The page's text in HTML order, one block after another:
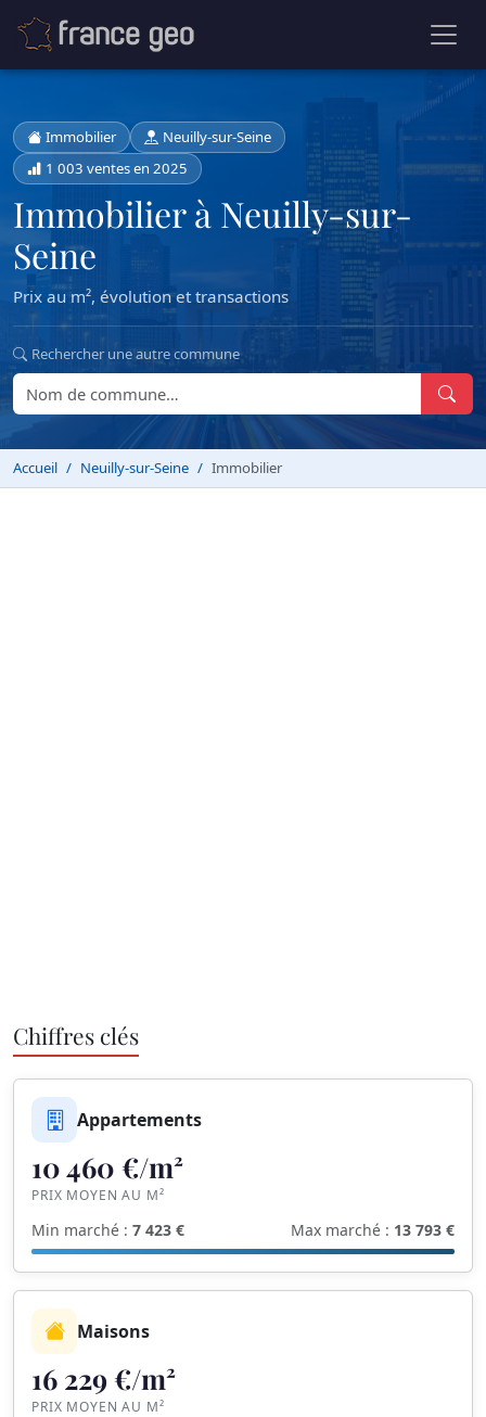
Immobilier
Neuilly-sur-Seine
1 003 ventes en 2025
Immobilier à Neuilly-sur-
Seine
Prix au m², évolution et transactions
Rechercher une autre commune
Accueil Neuilly-sur-Seine Immobilier
Chiffres clés
Appartements
10 460 €/m²
PRIX MOYEN AU M²
Min marché : 7 423 € Max marché : 13 793 €
Maisons
16 229 €/m²
PRIX MOYEN AU M²